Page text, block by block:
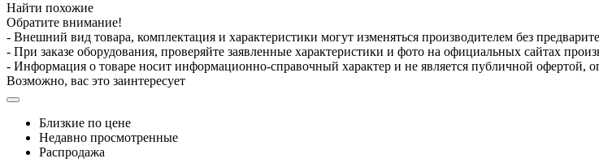
Найти похожие
Обратите внимание!
- Внешний вид товара, комплектация и характеристики могут изменяться производителем без
- При заказе оборудования, проверяйте заявленные характеристики и фото на официальных сайтах
- Информация о товаре носит информационно-справочный характер и не является публичной
Возможно, вас это заинтересует
Близкие по цене
Недавно просмотренные
Распродажа